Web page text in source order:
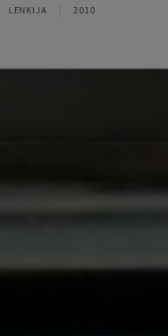
LENKIJA 2010